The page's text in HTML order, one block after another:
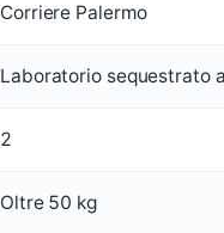
Corriere Palermo
Laboratorio sequestrato
2
Oltre 50 kg